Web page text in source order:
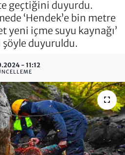
geçtiğini duyurdu.
‘Hendek’e bin metre
yeni içme suyu kaynağı’
şöyle duyuruldu.
- 11:12